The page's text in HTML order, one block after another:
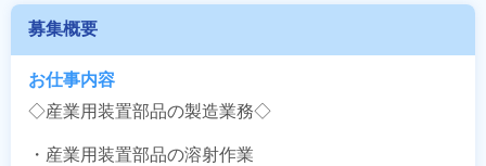
募集概要
お仕事内容
◇産業用装置部品の製造業務◇
・産業用装置部品の溶射作業